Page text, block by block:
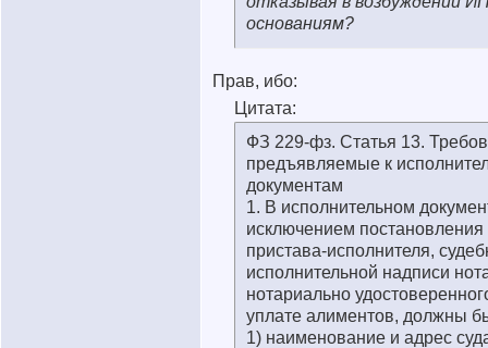
основаниям?
Прав, ибо:
Цитата:
ФЗ 229-фз. Статья 13.
предъявляемые к
документам
1. В исполнительном
исключением постановления
пристава-исполнителя,
исполнительной надписи
нотариально
уплате алиментов, должны
1) наименование и адрес